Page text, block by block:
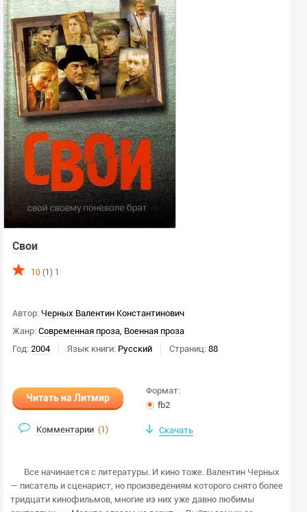
Свои
10 (1) 1
Автор: Черных Валентин Константинович
Жанр: Современная проза Военная проза
Год: 2004 Язык книги: Русский Страниц: 88
Читать на Литмир
Комментарии (1)
Формат:
fb2
Скачать
Все начинается с литературы. И кино тоже. Валентин Черных
— писатель и сценарист, но произведениям которого снято более
тридцати кинофильмов, многие из них уже давно любимы